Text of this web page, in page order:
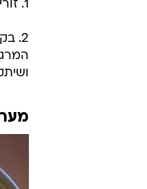
1. זורים את השמרים על המים הפושרים. ממתינים כ-5 דקות להתעוררות השמרים.
2.